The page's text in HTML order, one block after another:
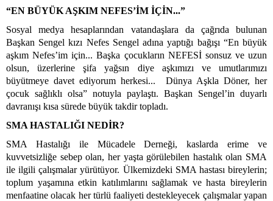
“EN BÜYÜK AŞKIM NEFES’İM İÇİN...”
Sosyal medya hesaplarından vatandaşlara da çağrıda bulunan
Başkan Sengel kızı Nefes Sengel adına yaptığı bağışı “En büyük
aşkım Nefes’im için... Başka çocukların NEFESİ sonsuz ve uzun
olsun, üzerlerine şifa yağsın diye aşkımızı ve umutlarımızı
büyütmeye davet ediyorum herkesi... Dünya Aşkla Döner, her
çocuk sağlıklı olsa” notuyla paylaştı. Başkan Sengel’in duyarlı
davranışı kısa sürede büyük takdir topladı.
SMA HASTALIĞI NEDİR?
SMA Hastalığı ile Mücadele Derneği, kaslarda erime ve
kuvvetsizliğe sebep olan, her yaşta görülebilen hastalık olan SMA
ile ilgili çalışmalar yürütüyor. Ülkemizdeki SMA hastası bireylerin;
toplum yaşamına etkin katılımlarını sağlamak ve hasta bireylerin
menfaatine olacak her türlü faaliyeti destekleyecek çalışmalar yapan